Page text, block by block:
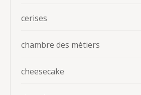
cerises
chambre des métiers
cheesecake